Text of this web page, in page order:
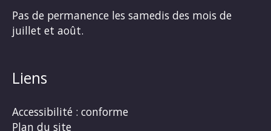
Pas de permanence les samedis des mois de
juillet et août.
Liens
Accessibilité : conforme
Plan du site